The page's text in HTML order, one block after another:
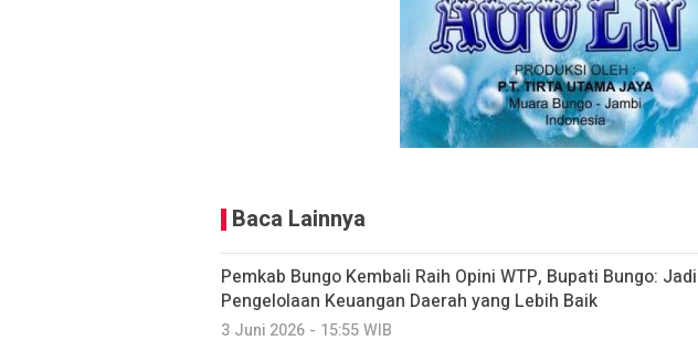
Baca Lainnya
Pemkab Bungo Kembali Raih Opini WTP, Bupati Bungo:
Pengelolaan Keuangan Daerah yang Lebih Baik
3 Juni 2026 - 15:55 WIB